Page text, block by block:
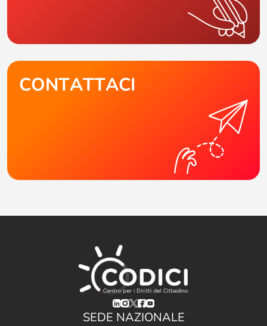
CONTATTACI
(opens in a new tab)
(opens in a new tab)
(opens in a new tab)
(opens in a new tab)
(opens in a new tab)
SEDE NAZIONALE